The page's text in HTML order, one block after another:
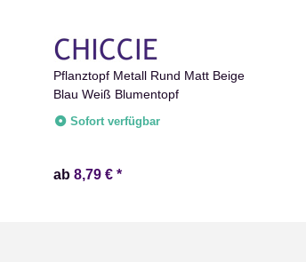
Pflanztopf Metall Rund Matt Beige
Blau Weiß Blumentopf
Sofort verfügbar
ab 8,79 € *